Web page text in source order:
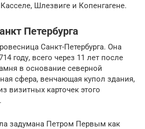
Шлезвиге и Копенгагене.
Петербурга
Санкт-Петербурга. Она
году, всего через 11 лет после
в основание северной
сфера, венчающая купол здания,
визитных карточек этого
задумана Петром Первым как